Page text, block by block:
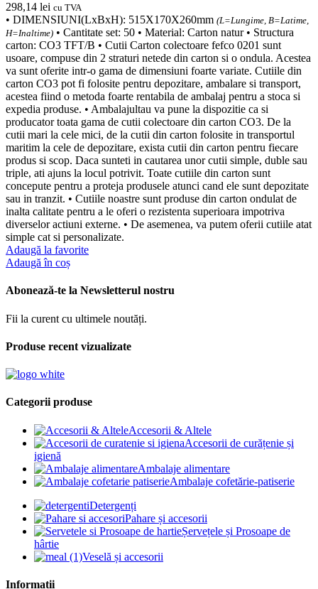
298,14 lei cu TVA
• DIMENSIUNI(LxBxH): 515X170X260mm (L=Lungime, B=Latime,
H=Inaltime) • Cantitate set: 50 • Material: Carton natur • Structura
carton: CO3 TFT/B • Cutii Carton colectoare fefco 0201 sunt
usoare, compuse din 2 straturi netede din carton si o ondula. Acestea
va sunt oferite intr-o gama de dimensiuni foarte variate. Cutiile din
carton CO3 pot fi folosite pentru depozitare, ambalare si transport,
acestea fiind o metoda foarte rentabila de ambalaj pentru a stoca si
expedia produse. • Ambalajultau va pune la dispozitie ca si
producator toata gama de cutii colectoare din carton CO3. De la
cutii mari la cele mici, de la cutii din carton folosite in transportul
maritim la cele de depozitare, exista cutii din carton pentru fiecare
produs si scop. Daca sunteti in cautarea unor cutii simple, duble sau
triple, ati ajuns la locul potrivit. Toate cutiile din carton sunt
concepute pentru a proteja produsele atunci cand ele sunt depozitate
sau in tranzit. • Cutiile noastre sunt produse din carton ondulat de
inalta calitate pentru a le oferi o rezistenta superioara impotriva
diverselor actiuni externe. • De asemenea, va putem oferii cutiile atat
simple cat si personalizate.
Adaugă la favorite
Adaugă în coș
Abonează-te la Newsletterul nostru
Fii la curent cu ultimele noutăți.
Produse recent vizualizate
Categorii produse
Accesorii & Altele
Accesorii de curățenie și
igienă
Ambalaje alimentare
Ambalaje cofetărie-patiserie
Detergenți
Pahare și accesorii
Șervețele și Prosoape de
hârtie
Veselă și accesorii
Informații